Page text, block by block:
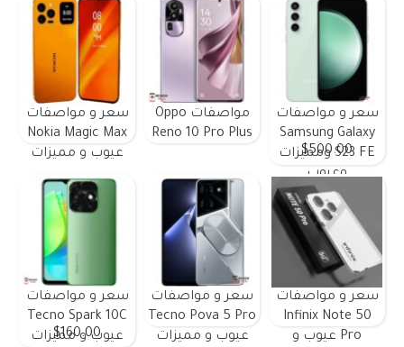
سعر و مواصفات
Samsung Galaxy
S23 FE ومميزات
وعيوب
$500.00
مواصفات Oppo
Reno 10 Pro Plus
سعر و مواصفات
Nokia Magic Max
عيوب و مميزات
سعر و مواصفات
Infinix Note 50
Pro عيوب و
سعر و مواصفات
Tecno Pova 5 Pro
عيوب و مميزات
سعر و مواصفات
Tecno Spark 10C
عيوب و مميزات
$160.00